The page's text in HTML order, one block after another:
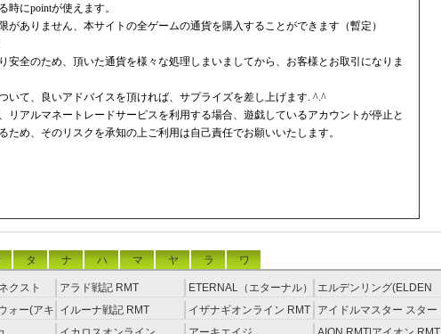
時にpointが使えます。
がありません、本サイトの全ゲームの通貨を購入することができます（暫定）
安全のため、頂いた通貨を様々な処理しまいましてから、お客様とお取引になりま
いて、良いアドバイスを頂ければ、サプライズを差し上げます. ^.^
リアルマネートレードサービスを利用する場合、遊戯しているアカウントが停止と
ため、そのリスクを承知の上ご利用は自己責任でお願いいたします。
タ ナ ハ マ ヤ ラ ワ
クスト
アラド戦記 RMT
ETERNAL（エターナル）
RMT
エルデンリング(ELDEN
RING) RMT
ォー(アキ イルーナ戦記 RMT イザナギオンライン RMT
アイドルマスター スター
ライトステージ RMT